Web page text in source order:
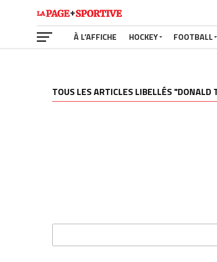
À L’AFFICHE HOCKEY FOOTBALL
TOUS LES ARTICLES LIBELLÉS "DONALD